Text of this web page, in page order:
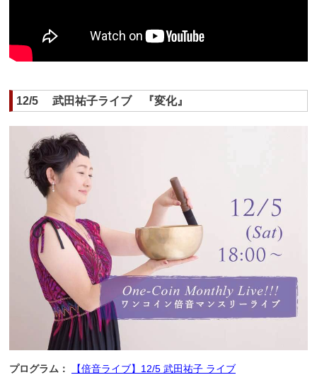
12/5 武田祐子ライブ 『変化』
プログラム：
【倍音ライブ】12/5 武田祐子 ライブ